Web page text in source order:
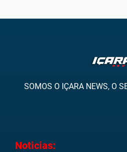
SOMOS O IÇARA NEWS, O
Noticias: